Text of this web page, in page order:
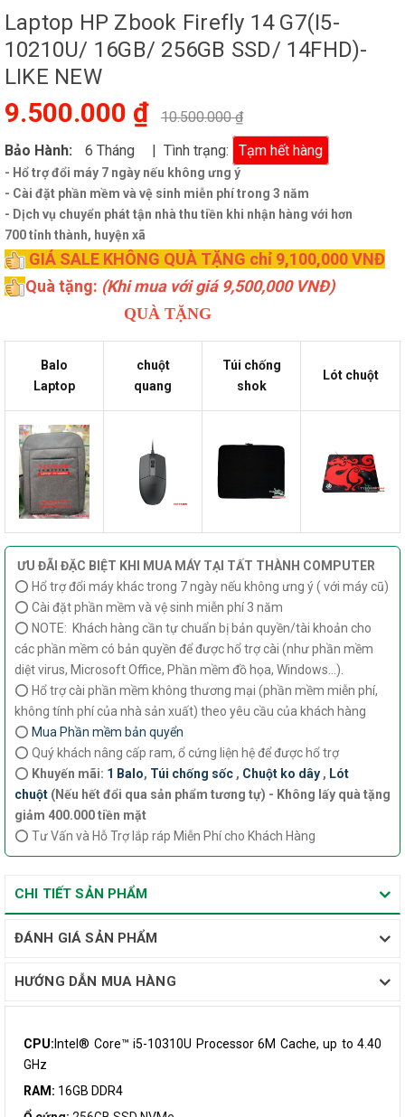
Laptop HP Zbook Firefly 14 G7(I5-
10210U/ 16GB/ 256GB SSD/ 14FHD)-
LIKE NEW
9.500.000 ₫
10.500.000 ₫
Bảo Hành:
6 Tháng | Tình trạng: Tạm hết hàng
- Hổ trợ đổi máy 7 ngày nếu không ưng ý
- Cài đặt phần mềm và vệ sinh miễn phítrong 3 năm
- Dịch vụ chuyển phát tận nhà thu tiền khi nhận hàng với hơn
700tỉnh thành, huyện xã
GIÁ SALE KHÔNG QUÀ TẶNG chỉ 9,100,000 VNĐ
Quà tặng: (Khi mua với giá 9,500,000 VNĐ)
QUÀ TẶNG
Balo
Laptop
chuột
quang
Túi chống
shok
Lót chuột
ƯU ĐÃI ĐẶC BIỆT KHI MUA MÁY TẠI TẤT THÀNH COMPUTER
⭕ Hổ trợ đổi máy khác trong 7 ngày nếu không ưng ý ( với máy cũ)
⭕ Cài đặt phần mềm và vệ sinh miễn phí 3 năm
⭕ NOTE: Khách hàng cần tự chuẩn bị bản quyền/tài khoản cho
các phần mềm có bản quyền để được hổ trợ cài (như phần mềm
diệt virus, Microsoft Office, Phần mềm đồ họa, Windows...).
⭕ Hổ trợ cài phần mềm không thương mại (phần mềm miễn phí,
không tính phí của nhà sản xuất) theo yêu cầu của khách hàng
⭕ Mua Phần mềm bản quyển
⭕ Quý khách nâng cấp ram, ổ cứng liện hệ để được hổ trợ
⭕ Khuyến mãi: 1 Balo, Túi chống sốc , Chuột ko dây , Lót
chuột (Nếu hết đổi qua sản phẩm tương tự) - Không lấy quà tặng
giảm 400.000 tiền mặt
⭕ Tư Vấn và Hỗ Trợ lắp ráp Miễn Phí cho Khách Hàng
CHI TIẾT SẢN PHẨM
ĐÁNH GIÁ SẢN PHẨM
HƯỚNG DẪN MUA HÀNG
CPU: Intel® Core™ i5-10310U Processor 6M Cache, up to 4.40
GHz
RAM: 16GB DDR4